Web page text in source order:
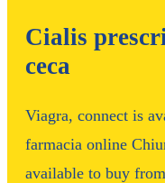
Cialis
ceca
Viagra, connect is
farmacia online
available to buy